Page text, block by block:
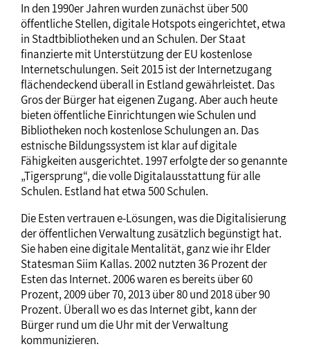
In den 1990er Jahren wurden zunächst über 500
öffentliche Stellen, digitale Hotspots eingerichtet, etwa
in Stadtbibliotheken und an Schulen. Der Staat
finanzierte mit Unterstützung der EU kostenlose
Internetschulungen. Seit 2015 ist der Internetzugang
flächendeckend überall in Estland gewährleistet. Das
Gros der Bürger hat eigenen Zugang. Aber auch heute
bieten öffentliche Einrichtungen wie Schulen und
Bibliotheken noch kostenlose Schulungen an. Das
estnische Bildungssystem ist klar auf digitale
Fähigkeiten ausgerichtet. 1997 erfolgte der so genannte
„Tigersprung“, die volle Digitalausstattung für alle
Schulen. Estland hat etwa 500 Schulen.
Die Esten vertrauen e-Lösungen, was die Digitalisierung
der öffentlichen Verwaltung zusätzlich begünstigt hat.
Sie haben eine digitale Mentalität, ganz wie ihr Elder
Statesman Siim Kallas. 2002 nutzten 36 Prozent der
Esten das Internet. 2006 waren es bereits über 60
Prozent, 2009 über 70, 2013 über 80 und 2018 über 90
Prozent. Überall wo es das Internet gibt, kann der
Bürger rund um die Uhr mit der Verwaltung
kommunizieren.